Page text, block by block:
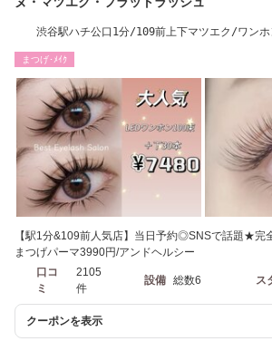
渋谷駅ハチ公口1分/109前上下マツエク/ワン
まつげ･ﾒｲｸ
【駅1分&109前人気店】当日予約◎SNSで話題★完
まつげパーマ3990円/アンドヘルシー
口コ
ミ
2105
件
設備 総数6 ス
クーポンを表示